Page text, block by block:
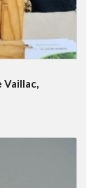
Vaillac,